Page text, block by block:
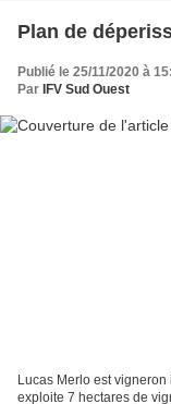
Plan de
Publié le 25/11/2020 à
Par IFV Sud Ouest
Lucas Merlo est
exploite 7 hectares de